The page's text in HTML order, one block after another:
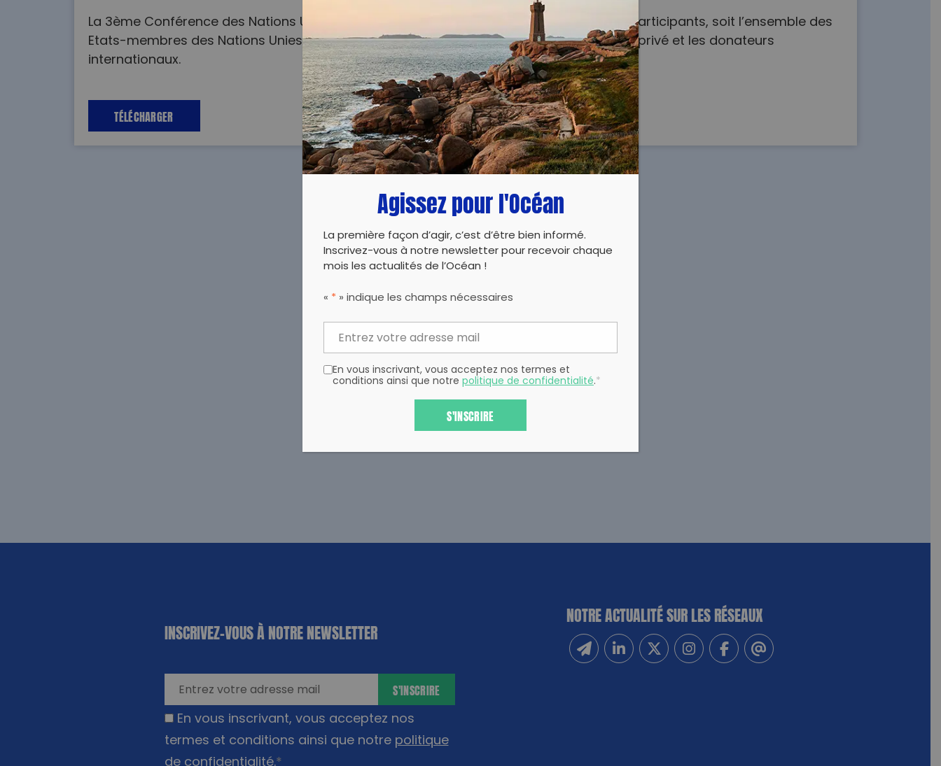
La 3ème Conférence des Nations Unies sur l'Océan rassemblera à Nice plus de
30 000 participants, soit l’ensemble des
Etats-membres des Nations Unies, les agences spécialisées, la société civile, le secteur privé et les donateurs
internationaux.
TÉLÉCHARGER
INSCRIVEZ-VOUS À NOTRE NEWSLETTER
En vous inscrivant, vous acceptez nos
termes et conditions ainsi que notre politique
S'INSCRIRE
NOTRE ACTUALITÉ SUR LES RÉSEAUX
Agissez pour l'Océan
La première façon d’agir, c’est d’être bien informé.
Inscrivez-vous à notre newsletter pour recevoir chaque
mois les actualités de l’Océan !
« * » indique les champs nécessaires
En vous inscrivant, vous acceptez nos termes et
conditions ainsi que notre politique de confidentialité.*
S'INSCRIRE